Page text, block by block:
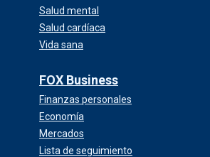
Salud mental
Salud cardíaca
Vida sana
FOX Business
Finanzas personales
Economía
Mercados
Lista de seguimiento